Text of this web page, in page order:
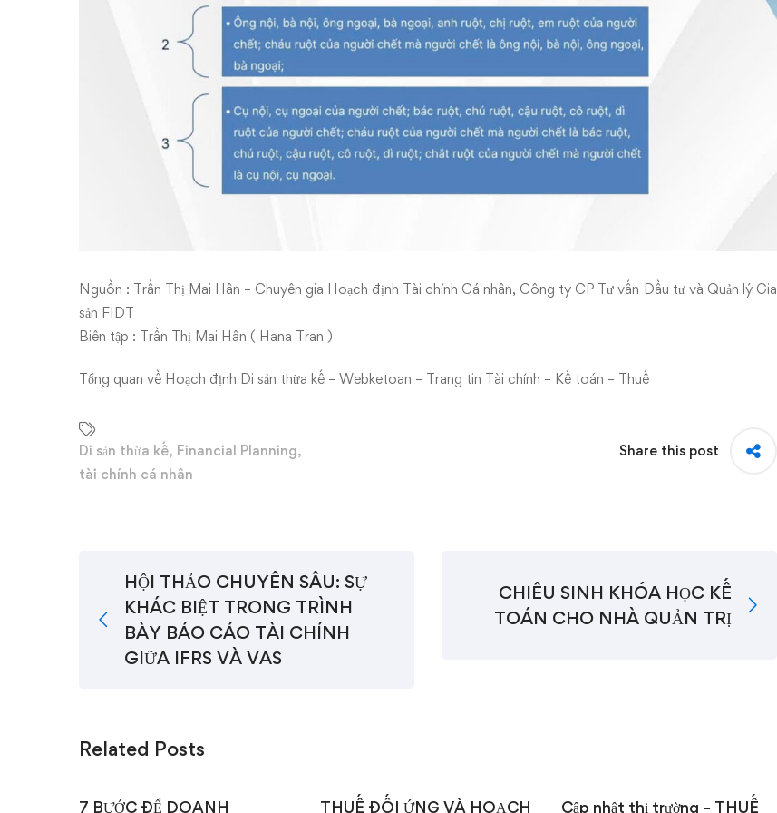
Nguồn : Trần Thị Mai Hân – Chuyên gia Hoạch định Tài chính Cá nhân, Công ty CP Tư vấn Đầu tư và Quản lý Gia
sản FIDT
Biên tập : Trần Thị Mai Hân ( Hana Tran )
Tổng quan về Hoạch định Di sản thừa kế – Webketoan – Trang tin Tài chính – Kế toán – Thuế
Di sản thừa kế, Financial Planning,
tài chính cá nhân
Share this post
HỘI THẢO CHUYÊN SÂU: SỰ
KHÁC BIỆT TRONG TRÌNH
BÀY BÁO CÁO TÀI CHÍNH
GIỮA IFRS VÀ VAS
CHIÊU SINH KHÓA HỌC KẾ
TOÁN CHO NHÀ QUẢN TRỊ
Related Posts
7 BƯỚC ĐỂ DOANH THUẾ ĐỐI ỨNG VÀ HOẠCH Cập nhật thị trường – THUẾ